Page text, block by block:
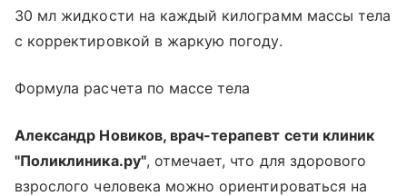
30 мл жидкости на каждый килограмм массы тела
с корректировкой в жаркую погоду.
Формула расчета по массе тела
Александр Новиков, врач-терапевт сети клиник
"Поликлиника.ру", отмечает, что для здорового
взрослого человека можно ориентироваться на